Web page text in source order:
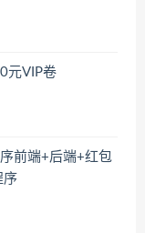
元VIP卷
前端+后端+红包
序